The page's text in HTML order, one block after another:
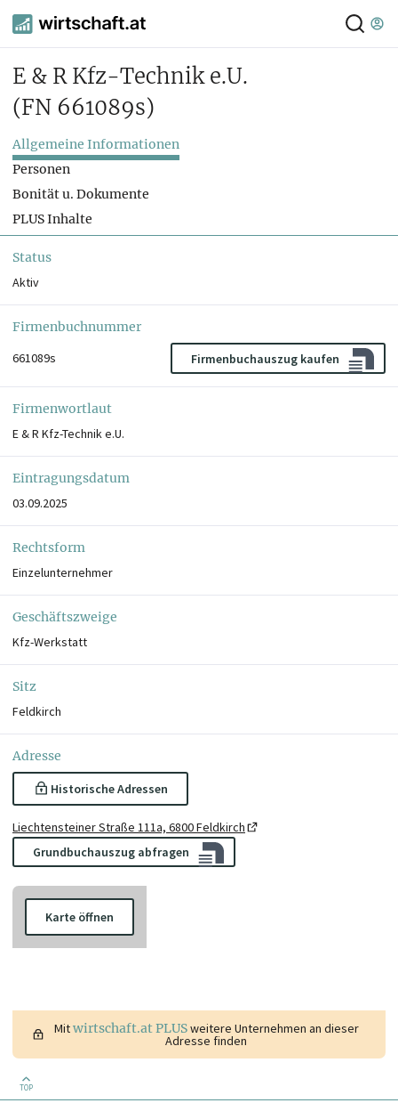
E & R Kfz-Technik e.U.
(FN 661089s)
Allgemeine Informationen
Personen
Bonität u. Dokumente
PLUS Inhalte
Status
Aktiv
Firmenbuchnummer
661089s
Firmenbuchauszug kaufen
Firmenwortlaut
E & R Kfz-Technik e.U.
Eintragungsdatum
03.09.2025
Rechtsform
Einzelunternehmer
Geschäftszweige
Kfz-Werkstatt
Sitz
Feldkirch
Adresse
Historische Adressen
Liechtensteiner Straße 111a, 6800 Feldkirch
Grundbuchauszug abfragen
Karte öffnen
Mitwirtschaft.at PLUSweitere Unternehmen an dieser
Adresse finden
TOP